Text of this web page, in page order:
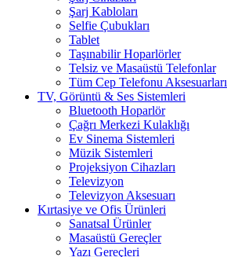
Şarj Kabloları
Selfie Çubukları
Tablet
Taşınabilir Hoparlörler
Telsiz ve Masaüstü Telefonlar
Tüm Cep Telefonu Aksesuarları
TV, Görüntü & Ses Sistemleri
Bluetooth Hoparlör
Çağrı Merkezi Kulaklığı
Ev Sinema Sistemleri
Müzik Sistemleri
Projeksiyon Cihazları
Televizyon
Televizyon Aksesuarı
Kırtasiye ve Ofis Ürünleri
Sanatsal Ürünler
Masaüstü Gereçler
Yazı Gereçleri